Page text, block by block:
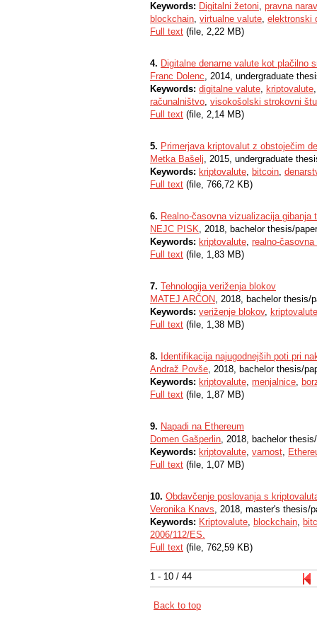
1 - 10 / 44
Keywords: Digitalni žetoni, pravna
blockchain, virtualne valute, elektronski
Full text (file, 2,22 MB)
4. Digitalne denarne valute kot plačilno
Franc Dolenc, 2014, undergraduate
Keywords: digitalne valute, kriptovalute
računalništvo, visokošolski strokovni
Full text (file, 2,14 MB)
5. Primerjava kriptovalut z obstoječim
Metka Bašelj, 2015, undergraduate
Keywords: kriptovalute, bitcoin,
Full text (file, 766,72 KB)
6. Realno-časovna vizualizacija gibanja
NEJC PISK, 2018, bachelor thesis/paper
Keywords: kriptovalute, realno-
Full text (file, 1,83 MB)
7. Tehnologija veriženja blokov
MATEJ ARČON, 2018, bachelor thesis/
Keywords: veriženje blokov, kriptovalute
Full text (file, 1,38 MB)
8. Identifikacija najugodnejših poti pri
Andraž Povše, 2018, bachelor thesis/
Keywords: kriptovalute, menjalnice,
Full text (file, 1,87 MB)
9. Napadi na Ethereum
Domen Gašperlin, 2018, bachelor
Keywords: kriptovalute, varnost,
Full text (file, 1,07 MB)
10. Obdavčenje poslovanja s
Veronika Knavs, 2018, master's thesis/
Keywords: Kriptovalute, blockchain,
2006/112/ES.
Full text (file, 762,59 KB)
Back to top